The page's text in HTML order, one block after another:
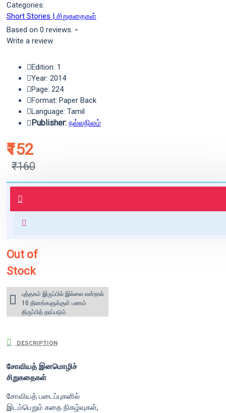
Categories:
Short Stories | சிறுகதைகள்
Based on 0 reviews. -
Write a review
₹152
₹160
Edition: 1
Year: 2014
Page: 224
Format: Paper Back
Language: Tamil
Publisher: நல்லநிலம்
புத்தகம் 3 - 7 நாட்களில் அனுப்பி
வைக்கப்படும்.
for orders above ₹1000 within
Out of
Stock
புத்தகம் இருப்பில் இல்லை என்றால்
10 தினங்களுக்குள் பணம்
திருப்பித் தரப்படும்.
DESCRIPTION
சோவியத் இனமொழிச்
சிறுகதைகள்
சோவியத் படைப்புகளில்
இடம்பெறும் கதை நிகழ்வுகள்,